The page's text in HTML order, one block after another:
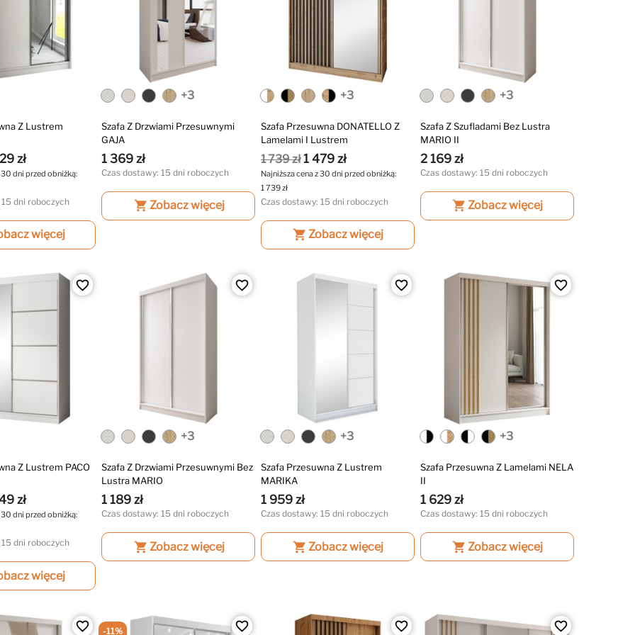
Z Lustrem
zł
30 dni przed obniżką:
dni roboczych
więcej
+3
Szafa Z Drzwiami Przesuwnymi
GAJA
1 369 zł
Czas dostawy: 15 dni roboczych
shopping_cart Zobacz więcej
+3
Szafa Przesuwna DONATELLO Z
Lamelami I Lustrem
1 739 zł 1 479 zł
Najniższa cena z 30 dni przed obniżką:
1 739 zł
Czas dostawy: 15 dni roboczych
shopping_cart Zobacz więcej
+3
Szafa Z Szufladami Bez Lustra
MARIO II
2 169 zł
Czas dostawy: 15 dni roboczych
shopping_cart Zobacz więcej
favorite_border
Z Lustrem PACO
zł
30 dni przed obniżką:
dni roboczych
więcej
favorite_border
+3
Szafa Z Drzwiami Przesuwnymi Bez
Lustra MARIO
1 189 zł
Czas dostawy: 15 dni roboczych
shopping_cart Zobacz więcej
favorite_border
+3
Szafa Przesuwna Z Lustrem
MARIKA
1 959 zł
Czas dostawy: 15 dni roboczych
shopping_cart Zobacz więcej
favorite_border
+3
Szafa Przesuwna Z Lamelami NELA
II
1 629 zł
Czas dostawy: 15 dni roboczych
shopping_cart Zobacz więcej
favorite_border favorite_border
-11% favorite_border favorite_border